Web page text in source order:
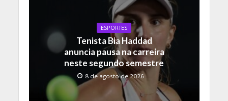
ESPORTES
Tenista Bia Haddad
anuncia pausa na carreira
neste segundo semestre
8 de agosto de 2026